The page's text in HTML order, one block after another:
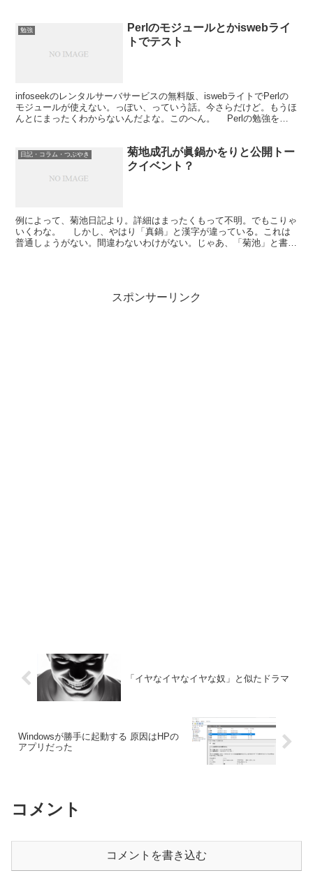
勉強
Perlのモジュールとかiswebライ
トでテスト
infoseekのレンタルサーバサービスの無料版、iswebライトでPerlの
モジュールが使えない。っぽい、っていう話。今さらだけど。もうほ
んとにまったくわからないんだよな。このへん。 Perlの勉強をロ
日記・コラム・つぶやき
菊地成孔が眞鍋かをりと公開トー
クイベント？
例によって、菊池日記より。詳細はまったくもって不明。でもこりゃ
いくわな。 しかし、やはり「真鍋」と漢字が違っている。これは
普通しょうがない。間違わないわけがない。じゃあ、「菊池」と書い
スポンサーリンク
「イヤなイヤなイヤな奴」と似たドラマ
Windowsが勝手に起動する 原因はHPの
アプリだった
コメント
コメントを書き込む